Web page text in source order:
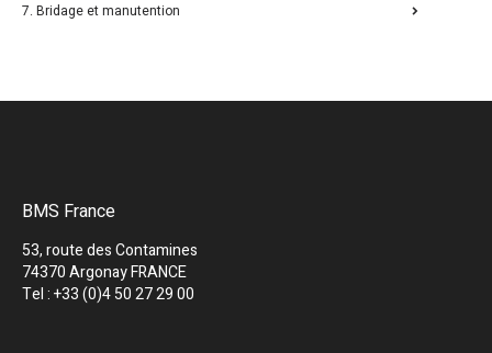
7. Bridage et manutention
BMS France
53, route des Contamines
74370 Argonay FRANCE
Tel : +33 (0)4 50 27 29 00